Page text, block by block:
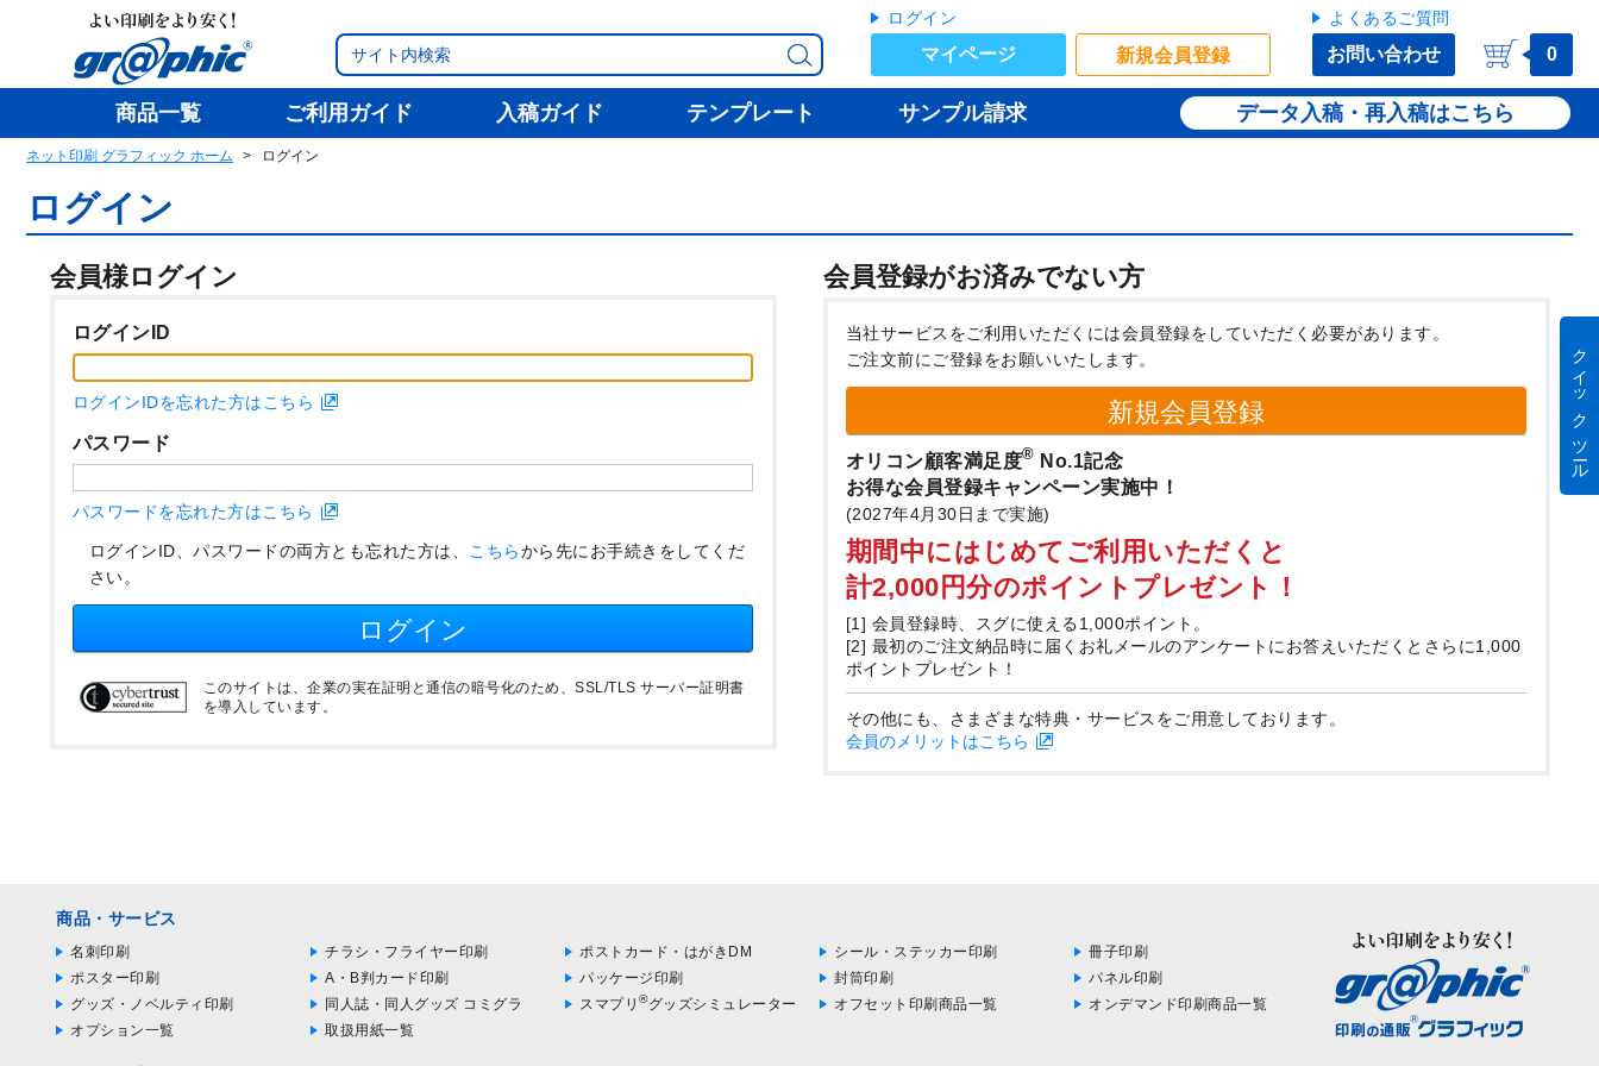
ログイン
マイページ 新規会員登録
よくあるご質問
お問い合わせ 0
商品一覧 ご利用ガイド 入稿ガイド テンプレート サンプル請求 データ入稿・再入稿
ネット印刷 グラフィック ホーム ログイン
ログイン
会員様ログイン 会員登録がお済みでない方
ログインID
ログインIDを忘れた方はこちら
パスワード
パスワードを忘れた方はこちら
ログインID、パスワードの両方とも忘れた方は、 こちらから先にお手続きをしてくだ
さい。
ログイン
このサイトは、企業の実在証明と通信の暗号化のため、SSL/TLS サーバー証明書
を導入しています。
当社サービスをご利用いただくには会員登録をしていただく必要があります。
ご注文前にご登録をお願いいたします。
新規会員登録
オリコン顧客満足度® No.1記念
お得な会員登録キャンペーン実施中！
(2027年4月30日まで実施)
期間中にはじめてご利用いただくと
計2,000円分のポイントプレゼント！
[1] 会員登録時、スグに使える1,000ポイント。
[2] 最初のご注文納品時に届くお礼メールのアンケートにお答えいただくとさらに1,000
ポイントプレゼント！
その他にも、さまざまな特典・サービスをご用意しております。
会員のメリットはこちら
商品・サービス
名刺印刷 チラシ・フライヤー印刷 ポストカード・はがきDM シール・ステッカー印刷
冊子印刷
ポスター印刷
A・B判カード印刷 パッケージ印刷 封筒印刷
パネル印刷
グッズ・ノベルティ印刷
同人誌・同人グッズ コミグラ スマプリ ®グッズシミュレーター オフセット印刷商品一覧
オンデマンド印刷商品一覧
オプション一覧
取扱用紙一覧
クイック ツール